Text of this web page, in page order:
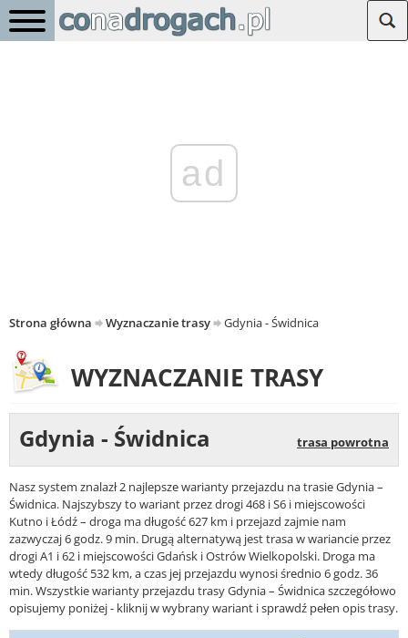
ad
Strona główna Wyznaczanie trasy Gdynia - Świdnica
WYZNACZANIE TRASY
Gdynia - Świdnica trasa powrotna
Nasz system znalazł 2 najlepsze warianty przejazdu na trasie Gdynia –
Świdnica. Najszybszy to wariant przez drogi 468 i S6 i miejscowości
Kutno i Łódź – droga ma długość 627 km i przejazd zajmie nam
zazwyczaj 6 godz. 9 min. Drugą alternatywą jest trasa w wariancie przez
drogi A1 i 62 i miejscowości Gdańsk i Ostrów Wielkopolski. Droga ma
wtedy długość 532 km, a czas jej przejazdu wynosi średnio 6 godz. 36
min. Wszystkie warianty przejazdu trasy Gdynia – Świdnica szczegółowo
opisujemy poniżej - kliknij w wybrany wariant i sprawdź pełen opis trasy.